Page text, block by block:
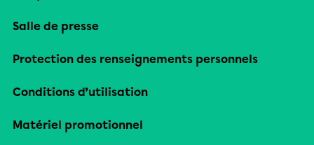
Salle de presse
Protection des renseignements personnels
Conditions d’utilisation
Matériel promotionnel